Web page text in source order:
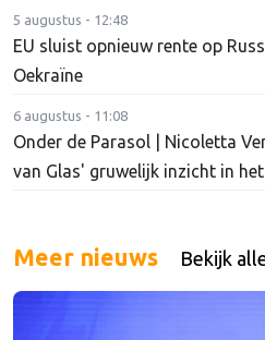
5 augustus - 12:48
EU sluist opnieuw rente op
Oekraïne
6 augustus - 11:08
Onder de Parasol | Nicoletta
van Glas' gruwelijk inzicht in
Meer nieuws Bekijk